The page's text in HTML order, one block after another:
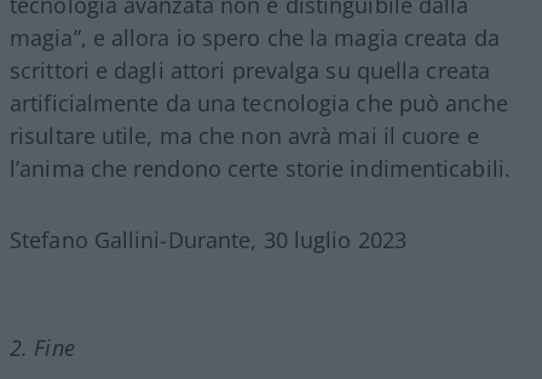
magia”, e allora io spero che la magia creata da
scrittori e dagli attori prevalga su quella creata
artificialmente da una tecnologia che può anche
risultare utile, ma che non avrà mai il cuore e
l’anima che rendono certe storie indimenticabili.
Stefano Gallini-Durante, 30 luglio 2023
2. Fine